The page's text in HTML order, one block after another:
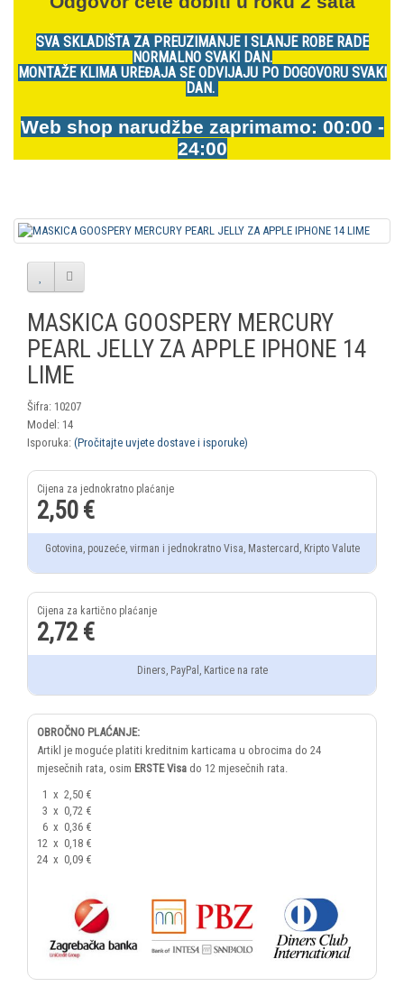
SVA SKLADIŠTA ZA PREUZIMANJE I SLANJE ROBE RADE
NORMALNO SVAKI DAN.
MONTAŽE KLIMA UREĐAJA SE ODVIJAJU PO DOGOVORU SVAKI
DAN.
Web shop narudžbe zaprimamo: 00:00 -
24:00
MASKICA GOOSPERY MERCURY
PEARL JELLY ZA APPLE IPHONE 14
LIME
Šifra: 10207
Model: 14
Isporuka: (Pročitajte uvjete dostave i isporuke)
2,50 €
Gotovina, pouzeće, virman i jednokratno Visa, Mastercard, Kripto Valute
2,72 €
Diners, PayPal, Kartice na rate
OBROČNO PLAĆANJE:
Artikl je moguće platiti kreditnim karticama u obrocima do 24
mjesečnih rata, osim ERSTE Visa do 12 mjesečnih rata.
1 x 2,50 €
3 x 0,72 €
6 x 0,36 €
12 x 0,18 €
24 x 0,09 €